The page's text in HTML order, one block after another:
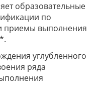
образовательные
по
приемы выполнения
углубленного
ряда